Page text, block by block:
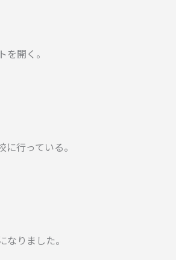
を開く。
行っている。
りました。